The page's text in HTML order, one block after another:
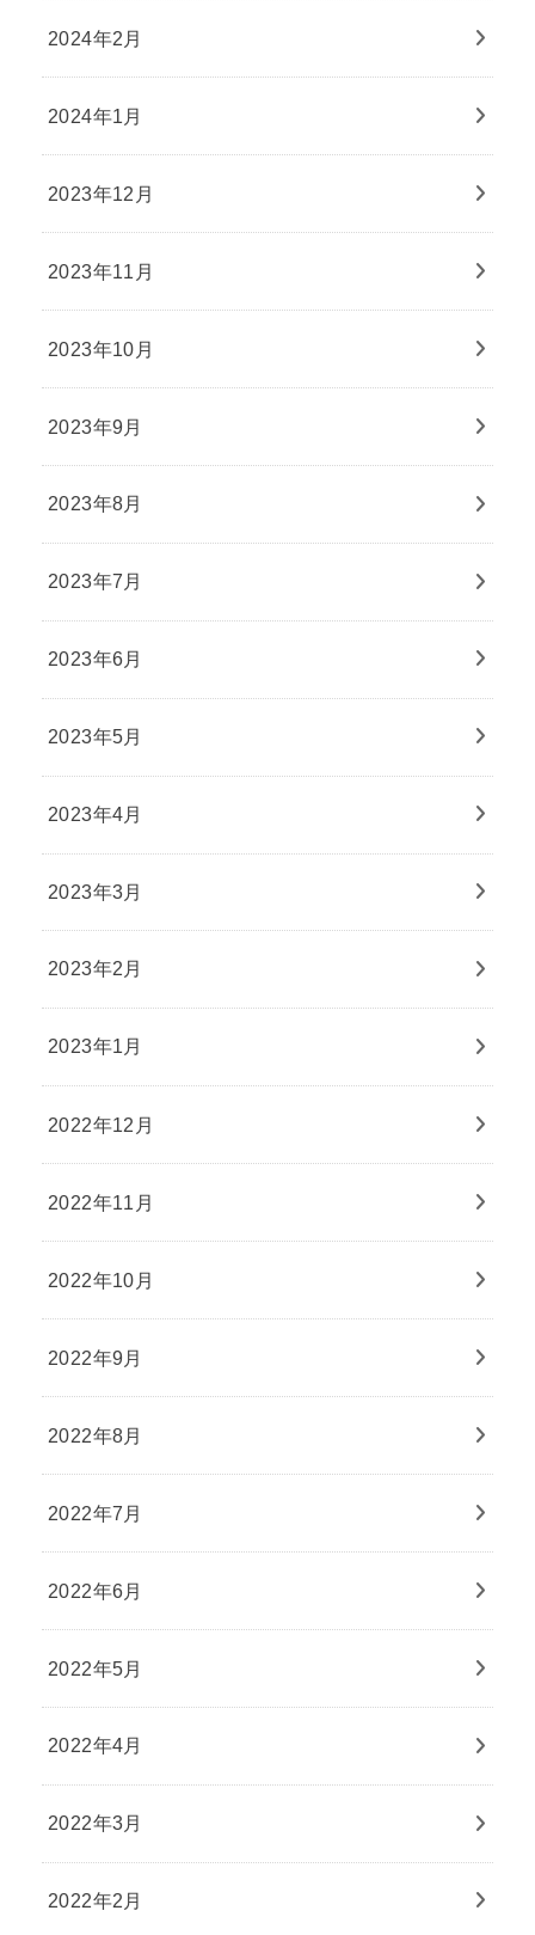
2024年2月
2024年1月
2023年12月
2023年11月
2023年10月
2023年9月
2023年8月
2023年7月
2023年6月
2023年5月
2023年4月
2023年3月
2023年2月
2023年1月
2022年12月
2022年11月
2022年10月
2022年9月
2022年8月
2022年7月
2022年6月
2022年5月
2022年4月
2022年3月
2022年2月